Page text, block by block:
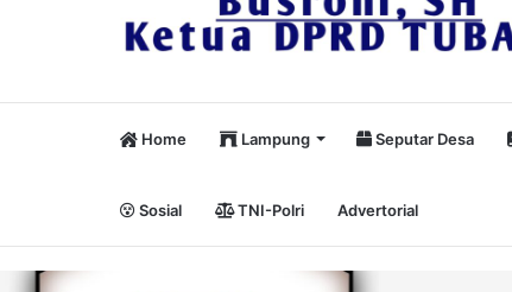
Home Lampung Seputar Desa
Sosial TNI-Polri Advertorial